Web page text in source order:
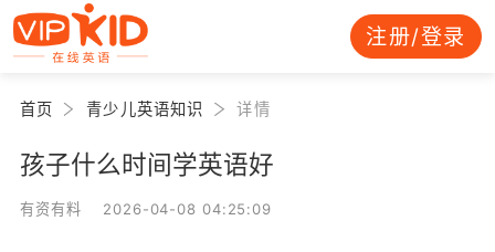
注册/登录
首页 青少儿英语知识 详情
孩子什么时间学英语好
有资有料 2026-04-08 04:25:09